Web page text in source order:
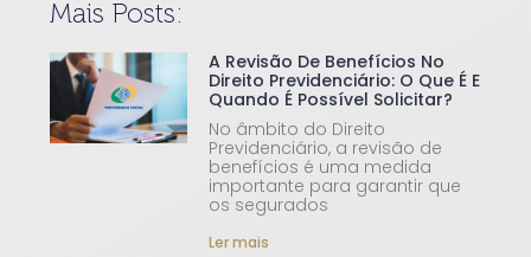
Mais Posts:
A Revisão De Benefícios No
Direito Previdenciário: O Que É E
Quando É Possível Solicitar?
No âmbito do Direito
Previdenciário, a revisão de
benefícios é uma medida
importante para garantir que
os segurados
Ler mais